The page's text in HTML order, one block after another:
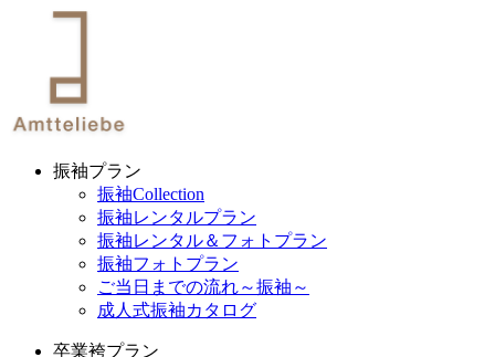
振袖プラン
振袖Collection
振袖レンタルプラン
振袖レンタル＆フォトプラン
振袖フォトプラン
ご当日までの流れ～振袖～
成人式振袖カタログ
卒業袴プラン